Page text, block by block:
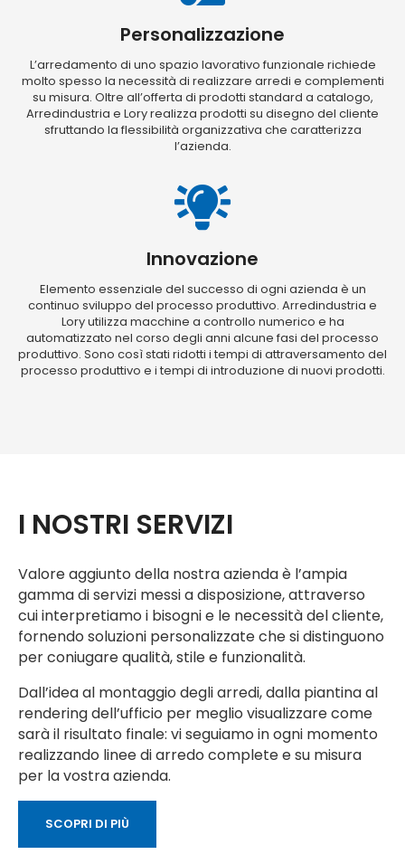
Personalizzazione
L’arredamento di uno spazio lavorativo funzionale richiede
molto spesso la necessità di realizzare arredi e complementi
su misura. Oltre all’offerta di prodotti standard a catalogo,
Arredindustria e Lory realizza prodotti su disegno del cliente
sfruttando la flessibilità organizzativa che caratterizza
l’azienda.
Innovazione
Elemento essenziale del successo di ogni azienda è un
continuo sviluppo del processo produttivo. Arredindustria e
Lory utilizza macchine a controllo numerico e ha
automatizzato nel corso degli anni alcune fasi del processo
produttivo. Sono così stati ridotti i tempi di attraversamento del
processo produttivo e i tempi di introduzione di nuovi prodotti.
I NOSTRI SERVIZI
Valore aggiunto della nostra azienda è l’ampia
gamma di servizi messi a disposizione, attraverso
cui interpretiamo i bisogni e le necessità del cliente,
fornendo soluzioni personalizzate che si distinguono
per coniugare qualità, stile e funzionalità.
Dall’idea al montaggio degli arredi, dalla piantina al
rendering dell’ufficio per meglio visualizzare come
sarà il risultato finale: vi seguiamo in ogni momento
realizzando linee di arredo complete e su misura
per la vostra azienda.
SCOPRI DI PIÙ